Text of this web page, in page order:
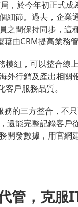
，於今年初正式
細節。過去，企
之間保持同步，這
由CRM提高業務管
模組，可以整合
外行銷及產出相關
戶服務品質。
的三方整合，不
還能完整記錄客
開發數據，用官
管，克服